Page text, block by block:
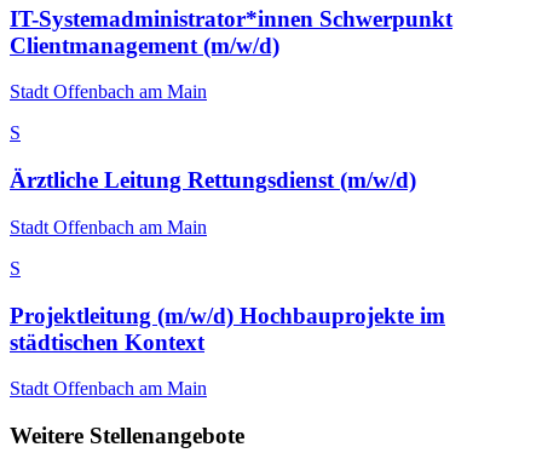
IT-Systemadministrator*innen Schwerpunkt
Clientmanagement (m/w/d)
Stadt Offenbach am Main
S
Ärztliche Leitung Rettungsdienst (m/w/d)
Stadt Offenbach am Main
S
Projektleitung (m/w/d) Hochbauprojekte im
städtischen Kontext
Stadt Offenbach am Main
Weitere Stellenangebote